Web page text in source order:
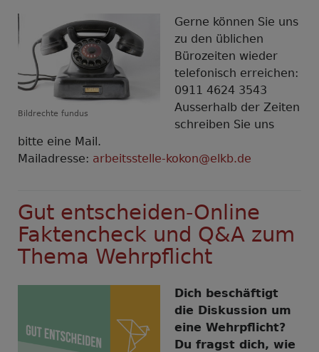
Bildrechte fundus
Gerne können Sie uns
zu den üblichen
Bürozeiten wieder
telefonisch erreichen:
0911 4624 3543
Ausserhalb der Zeiten
schreiben Sie uns
bitte eine Mail.
Mailadresse: arbeitsstelle-kokon@elkb.de
Gut entscheiden-Online
Faktencheck und Q&A zum
Thema Wehrpflicht
Dich beschäftigt
die Diskussion um
eine Wehrpflicht?
Du fragst dich, wie